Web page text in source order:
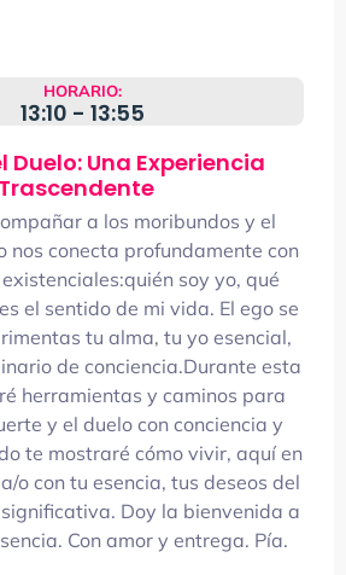
HORARIO:
13:10 - 13:55
Duelo: Una Experiencia
Trascendente
a los moribundos y el
nos conecta profundamente con
soy yo, qué
el sentido de mi vida. El ego se
tu alma, tu yo esencial,
de conciencia.Durante esta
herramientas y caminos para
y el duelo con conciencia y
te mostraré cómo vivir, aquí en
o con tu esencia, tus deseos del
Doy la bienvenida a
Con amor y entrega. Pía.